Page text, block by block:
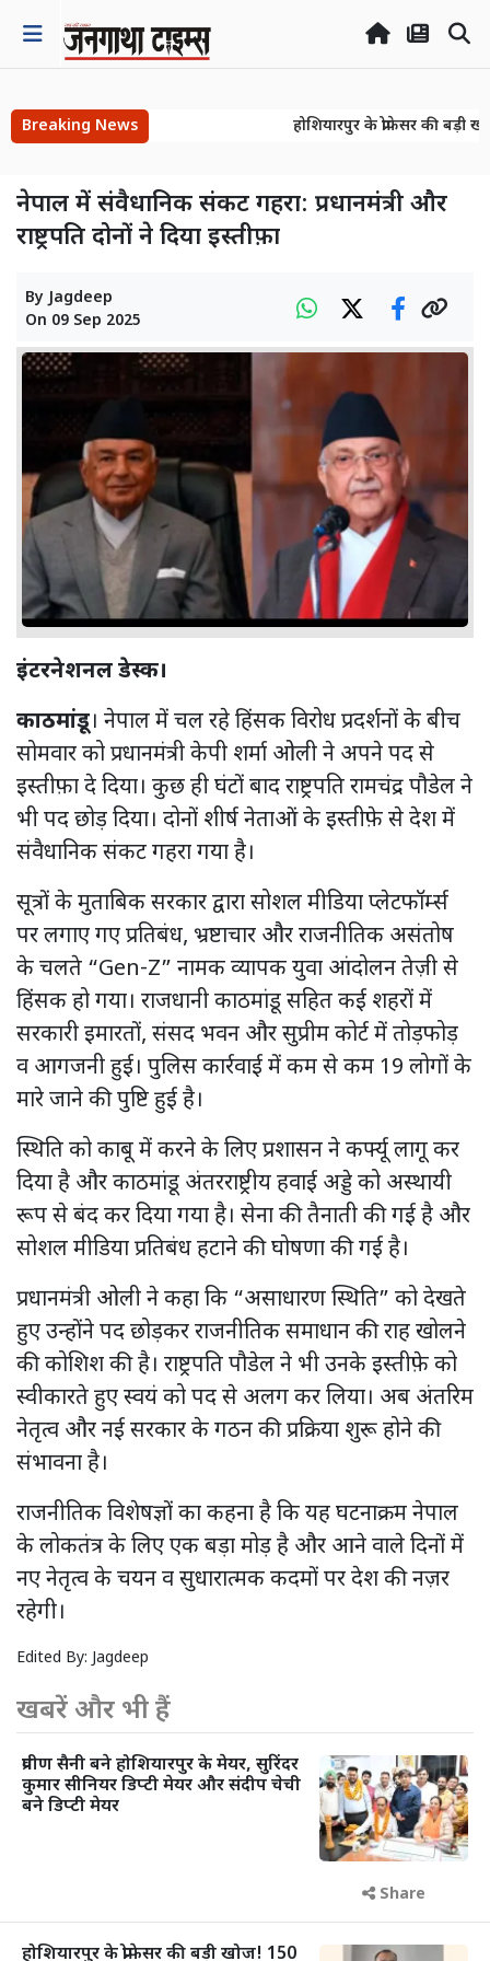
Breaking News
होशियारपुर के प्रोफेसर की बड़ी
नेपाल में संवैधानिक संकट गहरा: प्रधानमंत्री और
राष्ट्रपति दोनों ने दिया इस्तीफ़ा
ByJagdeep
On 09 Sep 2025
इंटरनेशनल डेस्क।
काठमांडू। नेपाल में चल रहे हिंसक विरोध प्रदर्शनों के बीच
सोमवार को प्रधानमंत्री केपी शर्मा ओली ने अपने पद से
इस्तीफ़ा दे दिया। कुछ ही घंटों बाद राष्ट्रपति रामचंद्र पौडेल ने
भी पद छोड़ दिया। दोनों शीर्ष नेताओं के इस्तीफ़े से देश में
संवैधानिक संकट गहरा गया है।
सूत्रों के मुताबिक सरकार द्वारा सोशल मीडिया प्लेटफॉर्म्स
पर लगाए गए प्रतिबंध, भ्रष्टाचार और राजनीतिक असंतोष
के चलते “Gen-Z” नामक व्यापक युवा आंदोलन तेज़ी से
हिंसक हो गया। राजधानी काठमांडू सहित कई शहरों में
सरकारी इमारतों, संसद भवन और सुप्रीम कोर्ट में तोड़फोड़
व आगजनी हुई। पुलिस कार्रवाई में कम से कम 19 लोगों के
मारे जाने की पुष्टि हुई है।
स्थिति को काबू में करने के लिए प्रशासन ने कर्फ्यू लागू कर
दिया है और काठमांडू अंतरराष्ट्रीय हवाई अड्डे को अस्थायी
रूप से बंद कर दिया गया है। सेना की तैनाती की गई है और
सोशल मीडिया प्रतिबंध हटाने की घोषणा की गई है।
प्रधानमंत्री ओली ने कहा कि “असाधारण स्थिति” को देखते
हुए उन्होंने पद छोड़कर राजनीतिक समाधान की राह खोलने
की कोशिश की है। राष्ट्रपति पौडेल ने भी उनके इस्तीफ़े को
स्वीकारते हुए स्वयं को पद से अलग कर लिया। अब अंतरिम
नेतृत्व और नई सरकार के गठन की प्रक्रिया शुरू होने की
संभावना है।
राजनीतिक विशेषज्ञों का कहना है कि यह घटनाक्रम नेपाल
के लोकतंत्र के लिए एक बड़ा मोड़ है और आने वाले दिनों में
नए नेतृत्व के चयन व सुधारात्मक कदमों पर देश की नज़र
रहेगी।
Edited By: Jagdeep
खबरें और भी हैं
प्रवीण सैनी बने होशियारपुर के मेयर, सुरिंदर
कुमार सीनियर डिप्टी मेयर और संदीप चेची
बने डिप्टी मेयर
Share
होशियारपुर के प्रोफेसर की बड़ी खोज! 150